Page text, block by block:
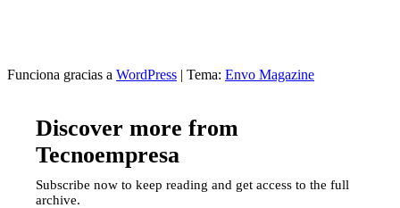
Funciona gracias a WordPress | Tema: Envo Magazine
Discover more from
Tecnoempresa
Subscribe now to keep reading and get access to the full
archive.